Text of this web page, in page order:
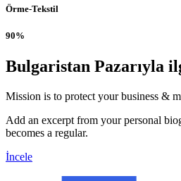
Örme-Tekstil
90%
Bulgaristan Pazarıyla
Mission is to protect your business &
Add an excerpt from your personal
becomes a regular.
İncele